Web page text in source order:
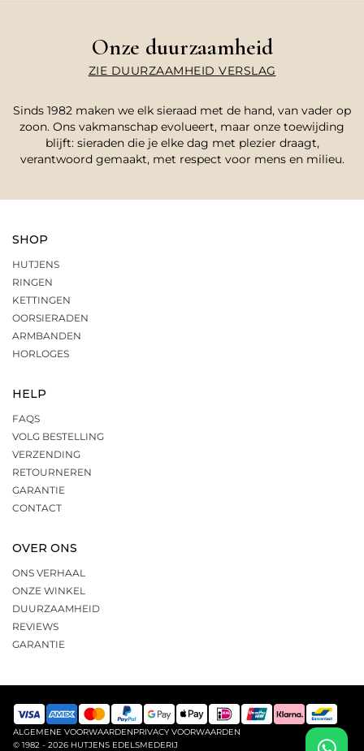
Onze duurzaamheid
ZIE DUURZAAMHEID VERSLAG
Sinds 1982 maken we elk sieraad met de hand, van vader op
zoon. Ons vakmanschap evolueert, maar onze toewijding
blijft: sieraden die je elke dag met plezier draagt,
verantwoord gemaakt, met respect voor mens en milieu.
SHOP
HUTJENS
RINGEN
KETTINGEN
OORSIERADEN
ARMBANDEN
HORLOGES
HELP
FAQS
VOLG BESTELLING
VERZENDING
RETOURNEREN
GARANTIE
CONTACT
OVER ONS
ONS VERHAAL
ONZE WINKEL
DUURZAAMHEID
REVIEWS
GARANTIE
ALGEMENE VOORWAARDENPRIVACY VOORWAARDEN
© 1982 - 2026 HUTJENS EDELSMEDERIJ